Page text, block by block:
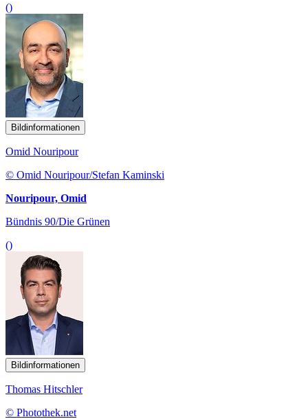
()
Bildinformationen
Omid Nouripour
© Omid Nouripour/Stefan Kaminski
Nouripour, Omid
Bündnis 90/Die Grünen
()
Bildinformationen
Thomas Hitschler
© Photothek.net